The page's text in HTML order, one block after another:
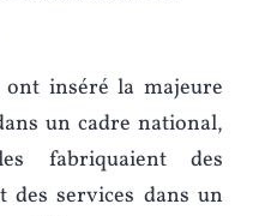
inséré la majeure
un cadre national,
fabriquaient des
services dans un